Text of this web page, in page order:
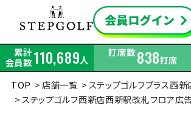
累計
会員数110,689人
打席数838打席
TOP
店舗一覧 ステップゴルフプラス西新
ステップゴルフ西新店西新駅改札フロア広